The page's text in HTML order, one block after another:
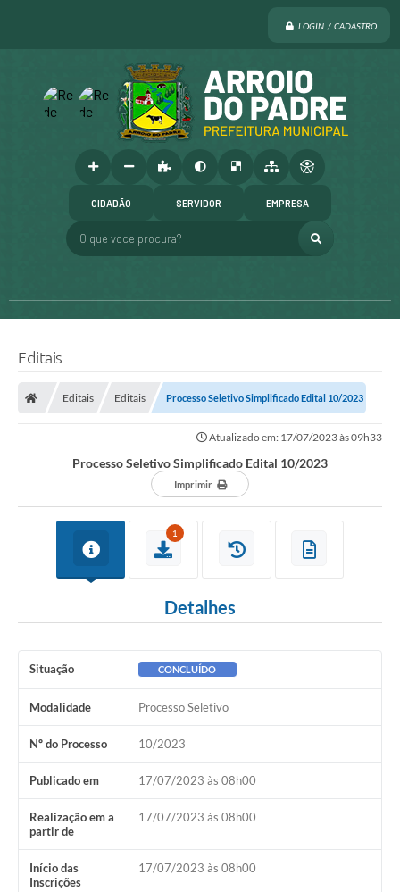
LOGIN / CADASTRO
O que voce procura?
CIDADÃO SERVIDOR EMPRESA
Editais
Editais Editais Processo Seletivo Simplificado Edital 10/2023
Atualizado em: 17/07/2023 às 09h33
Processo Seletivo Simplificado Edital 10/2023
Imprimir
1
Detalhes
Situação CONCLUÍDO
Modalidade Processo Seletivo
Nº do Processo 10/2023
Publicado em 17/07/2023 às 08h00
Realização em a
partir de
17/07/2023 às 08h00
Início das
Inscrições
17/07/2023 às 08h00